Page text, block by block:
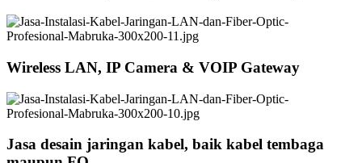
Wireless LAN, IP Camera & VOIP Gateway
Jasa desain jaringan kabel, baik kabel tembaga